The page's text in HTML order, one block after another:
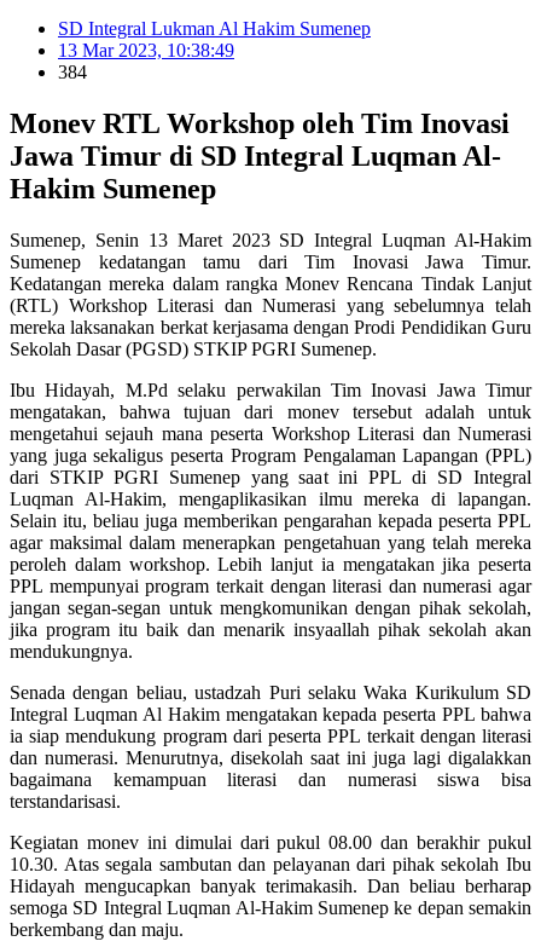
SD Integral Lukman Al Hakim Sumenep
13 Mar 2023, 10:38:49
384
Monev RTL Workshop oleh Tim Inovasi
Jawa Timur di SD Integral Luqman Al-
Hakim Sumenep
Sumenep, Senin 13 Maret 2023 SD Integral Luqman Al-Hakim
Sumenep kedatangan tamu dari Tim Inovasi Jawa Timur.
Kedatangan mereka dalam rangka Monev Rencana Tindak Lanjut
(RTL) Workshop Literasi dan Numerasi yang sebelumnya telah
mereka laksanakan berkat kerjasama dengan Prodi Pendidikan Guru
Sekolah Dasar (PGSD) STKIP PGRI Sumenep.
Ibu Hidayah, M.Pd selaku perwakilan Tim Inovasi Jawa Timur
mengatakan, bahwa tujuan dari monev tersebut adalah untuk
mengetahui sejauh mana peserta Workshop Literasi dan Numerasi
yang juga sekaligus peserta Program Pengalaman Lapangan (PPL)
dari STKIP PGRI Sumenep yang saat ini PPL di SD Integral
Luqman Al-Hakim, mengaplikasikan ilmu mereka di lapangan.
Selain itu, beliau juga memberikan pengarahan kepada peserta PPL
agar maksimal dalam menerapkan pengetahuan yang telah mereka
peroleh dalam workshop. Lebih lanjut ia mengatakan jika peserta
PPL mempunyai program terkait dengan literasi dan numerasi agar
jangan segan-segan untuk mengkomunikan dengan pihak sekolah,
jika program itu baik dan menarik insyaallah pihak sekolah akan
mendukungnya.
Senada dengan beliau, ustadzah Puri selaku Waka Kurikulum SD
Integral Luqman Al Hakim mengatakan kepada peserta PPL bahwa
ia siap mendukung program dari peserta PPL terkait dengan literasi
dan numerasi. Menurutnya, disekolah saat ini juga lagi digalakkan
bagaimana kemampuan literasi dan numerasi siswa bisa
terstandarisasi.
Kegiatan monev ini dimulai dari pukul 08.00 dan berakhir pukul
10.30. Atas segala sambutan dan pelayanan dari pihak sekolah Ibu
Hidayah mengucapkan banyak terimakasih. Dan beliau berharap
semoga SD Integral Luqman Al-Hakim Sumenep ke depan semakin
berkembang dan maju.